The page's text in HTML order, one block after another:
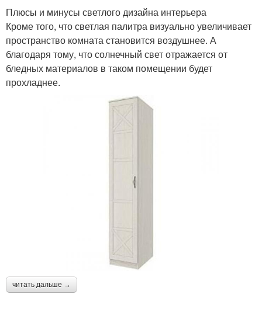
Плюсы и минусы светлого дизайна интерьера
Кроме того, что светлая палитра визуально увеличивает
пространство комната становится воздушнее. А
благодаря тому, что солнечный свет отражается от
бледных материалов в таком помещении будет
прохладнее.
читать дальше →